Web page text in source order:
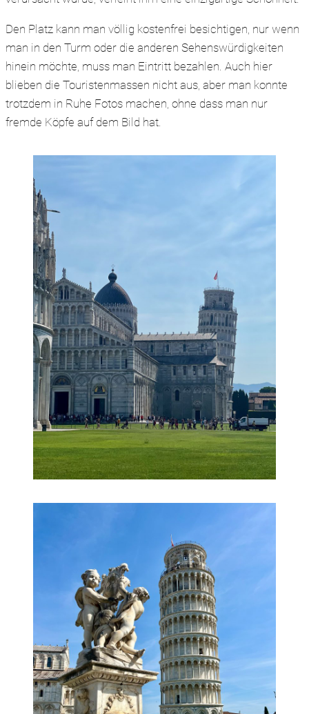
Den Platz kann man völlig kostenfrei besichtigen, nur wenn
man in den Turm oder die anderen Sehenswürdigkeiten
hinein möchte, muss man Eintritt bezahlen. Auch hier
blieben die Touristenmassen nicht aus, aber man konnte
trotzdem in Ruhe Fotos machen, ohne dass man nur
fremde Köpfe auf dem Bild hat.